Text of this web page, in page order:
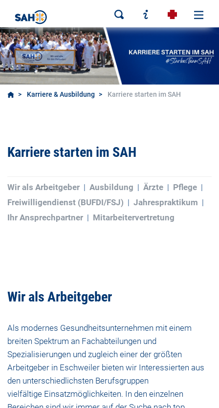
Karriere & Ausbildung Karriere starten im SAH
Karriere starten im SAH
Wir als Arbeitgeber Ausbildung Ärzte
Pflege
Freiwilligendienst (BUFDI/FSJ)
Jahrespraktikum
Ihr Ansprechpartner
Mitarbeitervertretung
Wir als Arbeitgeber
Als modernes Gesundheitsunternehmen mit einem
breiten Spektrum an Fachabteilungen und
Spezialisierungen und zugleich einer der größten
Arbeitgeber in Eschweiler bieten wir Interessierten aus
den unterschiedlichsten Berufsgruppen
vielfältige Einsatzmöglichkeiten. In den einzelnen